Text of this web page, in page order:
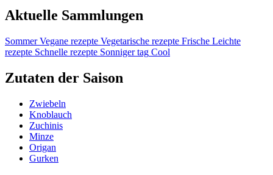
Aktuelle Sammlungen
Sommer Vegane rezepte Vegetarische rezepte Frische Leichte
rezepte Schnelle rezepte Sonniger tag Cool
Zutaten der Saison
Zwiebeln
Knoblauch
Zuchinis
Minze
Origan
Gurken